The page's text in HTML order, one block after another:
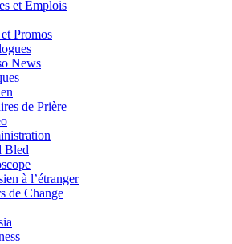
et Emplois
Promos
News
de Prière
Bled
à l’étranger
de Change